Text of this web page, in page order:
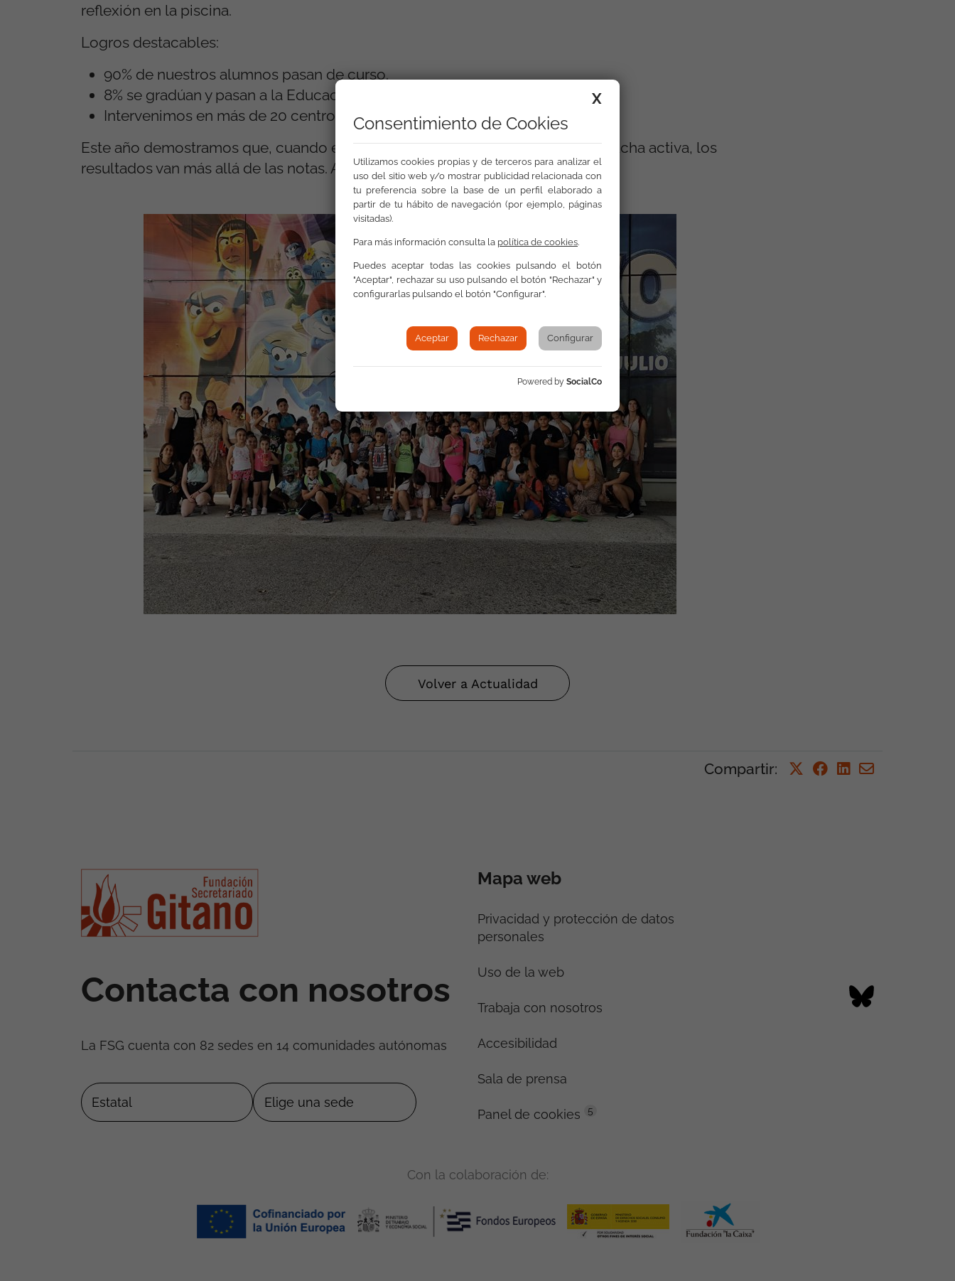
reflexión en la piscina.
Logros destacables:
90% de nuestros alumnos pasan de curso.
8% se gradúan y pasan a la Educación Secundaria Obligatoria.
Intervenimos en más de 20 centros educativos del distrito de Villaverde.
Este año demostramos que, cuando el aprendizaje se mezcla con cariño y escucha activa, los
resultados van más allá de las notas. Aquí aprendemos todos.
Volver a Actualidad
Compartir:
Contacta con nosotros
La FSG cuenta con 82 sedes en 14 comunidades autónomas
Mapa web
Privacidad y protección de datos
personales
Uso de la web
Trabaja con nosotros
Accesibilidad
Sala de prensa
Panel de cookies 5
Con la colaboración de:
X
Consentimiento de Cookies
Utilizamos cookies propias y de terceros para analizar el
uso del sitio web y/o mostrar publicidad relacionada con
tu preferencia sobre la base de un perfil elaborado a
partir de tu hábito de navegación (por ejemplo, páginas
visitadas).
Para más información consulta la política de cookies.
Puedes aceptar todas las cookies pulsando el botón
"Aceptar", rechazar su uso pulsando el botón "Rechazar" y
configurarlas pulsando el botón "Configurar".
Aceptar Rechazar Configurar
Powered by SocialCo